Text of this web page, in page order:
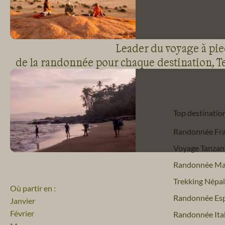
Où partir en :
Janvier
Février
Leader du voyage à
de la randonnée pour chaque destination,
Top
Randonnée
Voyage
Randonnée
Trekking Népal
Randonnée
Randonnée